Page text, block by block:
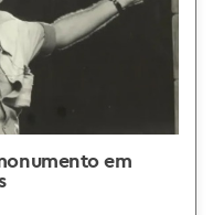
em